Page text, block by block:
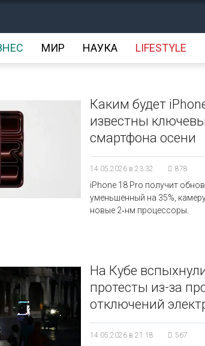
МИР НАУКА LIFESTYLE
Каким будет
известны
смартфона осени
14.05.2026 в 23:32 878
iPhone 18 Pro получит
уменьшенный на 35%,
новые 2‑нм процессоры.
На Кубе
протесты из-за
отключений
14.05.2026 в 21:18 567